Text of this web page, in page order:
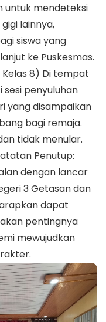
untuk mendeteksi
lainnya,
siswa yang
ke Puskesmas.
Kelas 8) Di tempat
sesi penyuluhan
yang disampaikan
bagi remaja.
tidak menular.
Penutup:
dengan lancar
3 Getasan dan
dapat
pentingnya
mewujudkan